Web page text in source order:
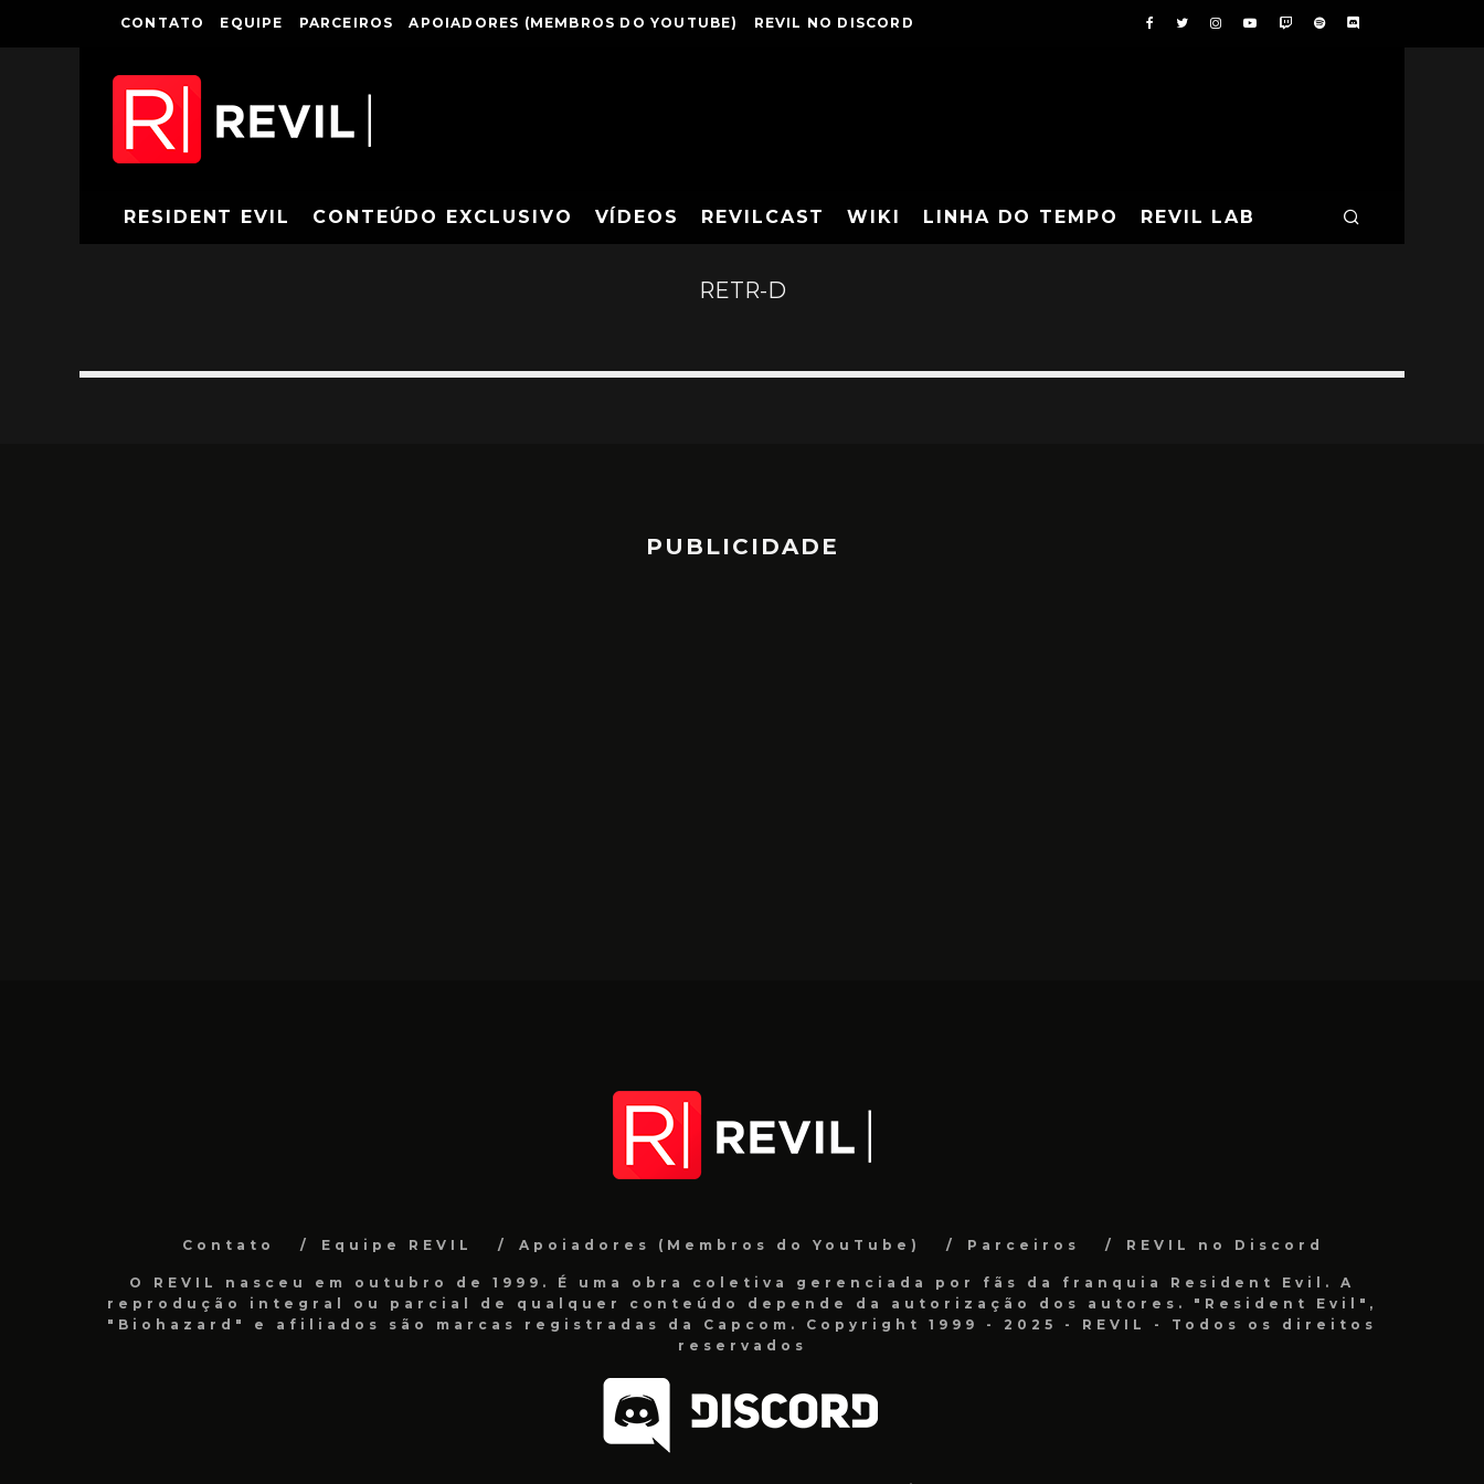
CONTATO EQUIPE PARCEIROS APOIADORES (MEMBROS DO YOUTUBE) REVIL NO DISCORD
RESIDENT EVIL CONTEÚDO EXCLUSIVO VÍDEOS REVILCAST WIKI LINHA DO TEMPO REVIL LAB
RETR-D
PUBLICIDADE
Contato Equipe REVIL Apoiadores (Membros do YouTube) Parceiros REVIL no Discord
O REVIL nasceu em outubro de 1999. É uma obra coletiva gerenciada por fãs da franquia Resident Evil. A
reprodução integral ou parcial de qualquer conteúdo depende da autorização dos autores. "Resident Evil",
"Biohazard" e afiliados são marcas registradas da Capcom. Copyright 1999 - 2025 - REVIL - Todos os direitos
reservados